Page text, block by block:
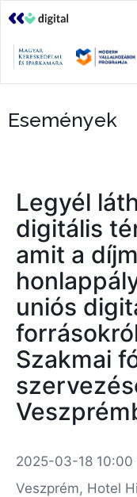
Események
Legyél
digitális
amit a
uniós
Szakmai
2025-03-18 10:00
Veszprém, Hotel